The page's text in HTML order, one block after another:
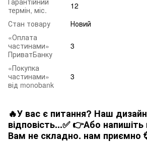
термін, міс.
12
Стан товару
Новий
«Оплата
частинами»
ПриватБанку
3
«Покупка
частинами»
від monobank
3
🔥У вас є питання? Наш
відповість...✅ 👉Або напишіть
Вам не складно. нам приємно